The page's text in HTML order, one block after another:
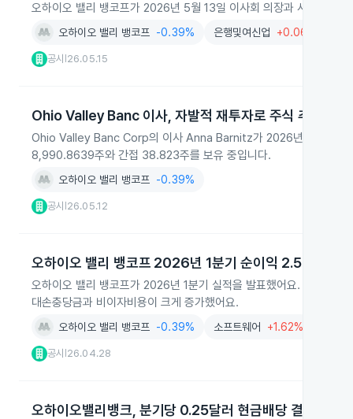
오하이오 밸리 뱅코프가 2026년 5월 13일 이사회 의장과 사장을 새
오하이오 밸리 뱅코프 -0.39% 은행및여신업 +0.06%
공시 26.05.15
Ohio Valley Banc 이사, 자발적 재투자로 주식 추가 매수
Ohio Valley Banc Corp의 이사 Anna Barnitz가 2026년 5월 12일
8,990.8639주와 간접 38.823주를 보유 중입니다.
오하이오 밸리 뱅코프 -0.39%
공시 26.05.12
오하이오 밸리 뱅코프 2026년 1분기 순이익 2.5% 감소
오하이오 밸리 뱅코프가 2026년 1분기 실적을 발표했어요. 순이익
대손충당금과 비이자비용이 크게 증가했어요.
오하이오 밸리 뱅코프 -0.39% 소프트웨어 +1.62%
공시 26.04.28
오하이오밸리뱅크, 분기당 0.25달러 현금배당 결정